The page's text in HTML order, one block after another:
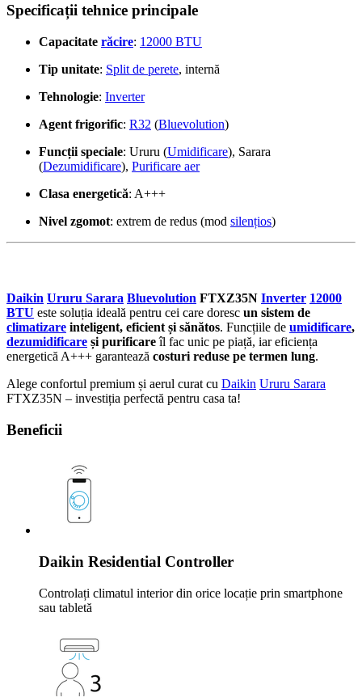
Specificații tehnice principale
Capacitate răcire: 12000 BTU
Tip unitate: Split de perete, internă
Tehnologie: Inverter
Agent frigorific: R32 (Bluevolution)
Funcții speciale: Ururu (Umidificare), Sarara
(Dezumidificare), Purificare aer
Clasa energetică: A+++
Nivel zgomot: extrem de redus (mod silențios)
Daikin Ururu Sarara Bluevolution FTXZ35N Inverter 12000
BTU este soluția ideală pentru cei care doresc un sistem de
climatizare inteligent, eficient și sănătos. Funcțiile de umidificare,
dezumidificare și purificareîl fac unic pe piață, iar eficiența
energetică A+++ garantează costuri reduse pe termen lung.
Alege confortul premium și aerul curat cu Daikin Ururu Sarara
FTXZ35N – investiția perfectă pentru casa ta!
Beneficii
Daikin Residential Controller
Controlați climatul interior din orice locație prin smartphone
sau tabletă